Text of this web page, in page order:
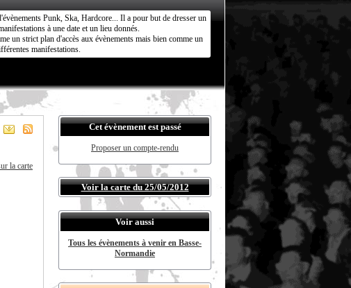
Punk, Ska, Hardcore... Il a pour but de dresser un
à une date et un lieu donnés.
un strict plan d'accès aux évènements mais bien comme un
manifestations.
la carte
Cet évènement est passé
Proposer un compte-rendu
Voir la carte du 25/05/2012
Voir aussi
Tous les évènements à venir en Basse-
Normandie